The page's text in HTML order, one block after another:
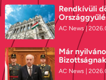
Rendkívüli
AC News
Már
AC News